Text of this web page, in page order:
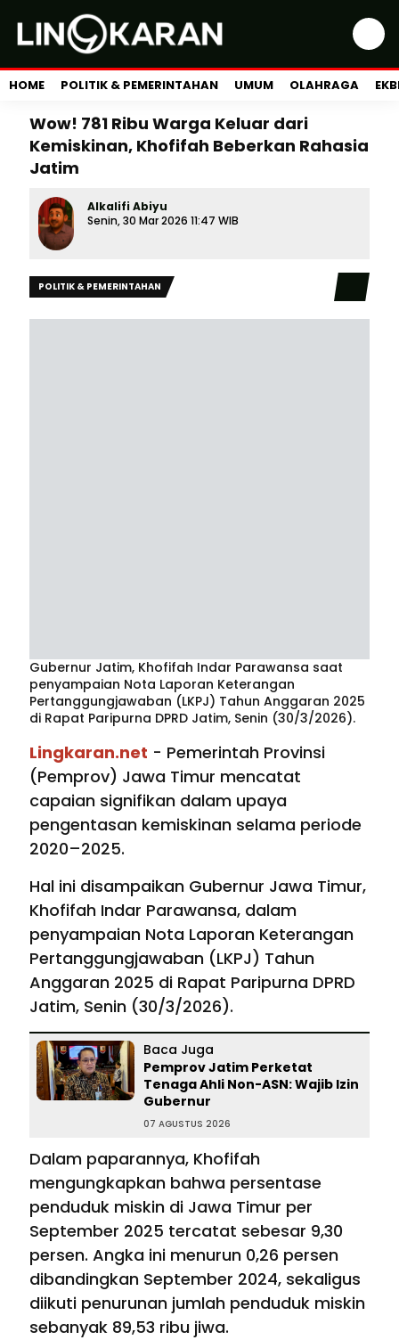
HOME POLITIK & PEMERINTAHAN UMUM OLAHRAGA
Wow! 781 Ribu Warga Keluar dari
Kemiskinan, Khofifah Beberkan Rahasia
Jatim
Alkalifi Abiyu
Senin, 30 Mar 2026 11:47 WIB
POLITIK & PEMERINTAHAN
Gubernur Jatim, Khofifah Indar Parawansa saat
penyampaian Nota Laporan Keterangan
Pertanggungjawaban (LKPJ) Tahun Anggaran 2025
di Rapat Paripurna DPRD Jatim, Senin (30/3/2026).
Lingkaran.net - Pemerintah Provinsi
(Pemprov) Jawa Timur mencatat
capaian signifikan dalam upaya
pengentasan kemiskinan selama periode
2020–2025.
Hal ini disampaikan Gubernur Jawa Timur,
Khofifah Indar Parawansa, dalam
penyampaian Nota Laporan Keterangan
Pertanggungjawaban (LKPJ) Tahun
Anggaran 2025 di Rapat Paripurna DPRD
Jatim, Senin (30/3/2026).
Baca Juga
Pemprov Jatim Perketat
Tenaga Ahli Non-ASN: Wajib Izin
Gubernur
07 AGUSTUS 2026
Dalam paparannya, Khofifah
mengungkapkan bahwa persentase
penduduk miskin di Jawa Timur per
September 2025 tercatat sebesar 9,30
persen. Angka ini menurun 0,26 persen
dibandingkan September 2024, sekaligus
diikuti penurunan jumlah penduduk miskin
sebanyak 89,53 ribu jiwa.